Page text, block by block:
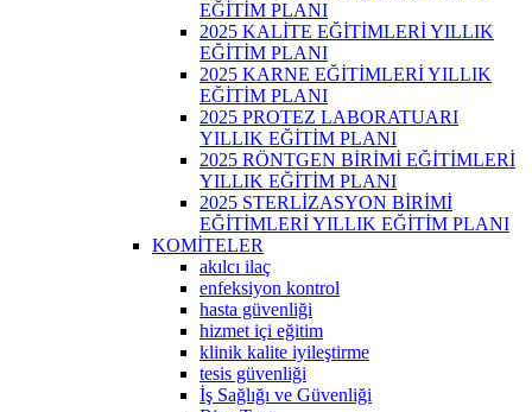
EĞİTİM PLANI
2025 KALİTE EĞİTİMLERİ YILLIK
EĞİTİM PLANI
2025 KARNE EĞİTİMLERİ YILLIK
EĞİTİM PLANI
2025 PROTEZ LABORATUARI
YILLIK EĞİTİM PLANI
2025 RÖNTGEN BİRİMİ EĞİTİMLERİ
YILLIK EĞİTİM PLANI
2025 STERLİZASYON BİRİMİ
EĞİTİMLERİ YILLIK EĞİTİM PLANI
KOMİTELER
akılcı ilaç
enfeksiyon kontrol
hasta güvenliği
hizmet içi eğitim
klinik kalite iyileştirme
tesis güvenliği
İş Sağlığı ve Güvenliği